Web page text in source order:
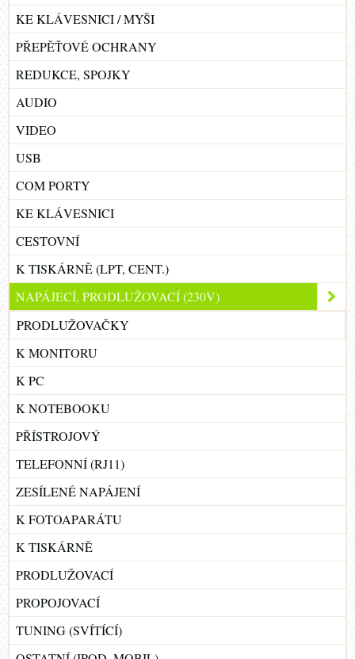
KE KLÁVESNICI / MYŠI
PŘEPĚŤOVÉ OCHRANY
REDUKCE, SPOJKY
AUDIO
VIDEO
USB
COM PORTY
KE KLÁVESNICI
CESTOVNÍ
K TISKÁRNĚ (LPT, CENT.)
NAPÁJECÍ, PRODLUŽOVACÍ (230V)
PRODLUŽOVAČKY
K MONITORU
K PC
K NOTEBOOKU
PŘÍSTROJOVÝ
TELEFONNÍ (RJ11)
ZESÍLENÉ NAPÁJENÍ
K FOTOAPARÁTU
K TISKÁRNĚ
PRODLUŽOVACÍ
PROPOJOVACÍ
TUNING (SVÍTÍCÍ)